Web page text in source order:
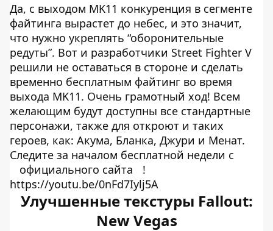
Да, с выходом MK11 конкуренция в сегменте
файтинга вырастет до небес, и это значит,
что нужно укреплять “оборонительные
редуты”. Вот и разработчики Street Fighter V
решили не оставаться в стороне и сделать
временно бесплатным файтинг во время
выхода MK11. Очень грамотный ход! Всем
желающим будут доступны все стандартные
персонажи, также для откроют и таких
героев, как: Акума, Бланка, Джури и Менат.
Следите за началом бесплатной недели с
официального сайта
!
https://youtu.be/0nFd7Iylj5A
Улучшенные текстуры Fallout:
New Vegas